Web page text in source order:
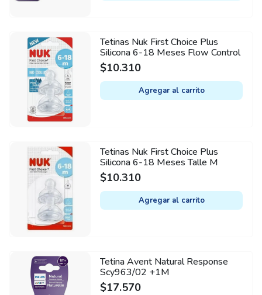
Tetinas Nuk First Choice Plus
Silicona 6-18 Meses Flow Control
$10.310
Agregar al carrito
Tetinas Nuk First Choice Plus
Silicona 6-18 Meses Talle M
$10.310
Agregar al carrito
Tetina Avent Natural Response
Scy963/02 +1M
$17.570